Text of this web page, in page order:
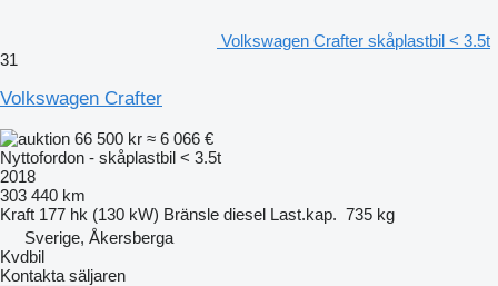
Volkswagen Crafter skåplastbil < 3.5t
31
Volkswagen Crafter
66 500 kr ≈ 6 066 €
Nyttofordon - skåplastbil < 3.5t
2018
303 440 km
Kraft 177 hk (130 kW) Bränsle diesel Last.kap. 735 kg
Sverige, Åkersberga
Kvdbil
Kontakta säljaren